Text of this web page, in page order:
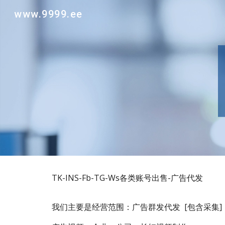
www.9999.ee
TK-INS-Fb-TG-Ws各类账号出售-广告代发
我们主要是经营范围：广告群发代发 [包含采集